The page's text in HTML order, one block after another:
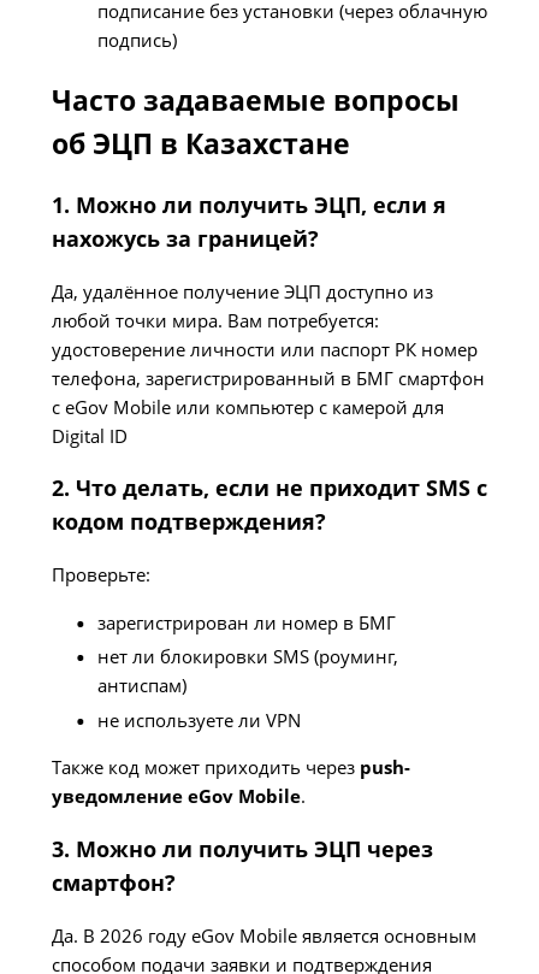
подписание без установки (через облачную
подпись)
Часто задаваемые вопросы
об ЭЦП в Казахстане
1. Можно ли получить ЭЦП, если я
нахожусь за границей?
Да, удалённое получение ЭЦП доступно из
любой точки мира. Вам потребуется:
удостоверение личности или паспорт РК номер
телефона, зарегистрированный в БМГ смартфон
с eGov Mobile или компьютер с камерой для
Digital ID
2. Что делать, если не приходит SMS с
кодом подтверждения?
Проверьте:
зарегистрирован ли номер в БМГ
нет ли блокировки SMS (роуминг,
антиспам)
не используете ли VPN
Также код может приходить через push-
уведомление eGov Mobile.
3. Можно ли получить ЭЦП через
смартфон?
Да. В 2026 году eGov Mobile является основным
способом подачи заявки и подтверждения